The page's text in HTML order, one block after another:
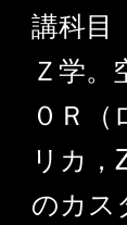
講科目
Ｚ学
０Ｒ
リカ，
のカス